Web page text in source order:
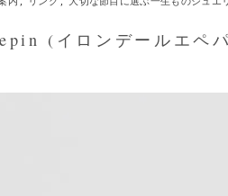
(イロンデールエペ